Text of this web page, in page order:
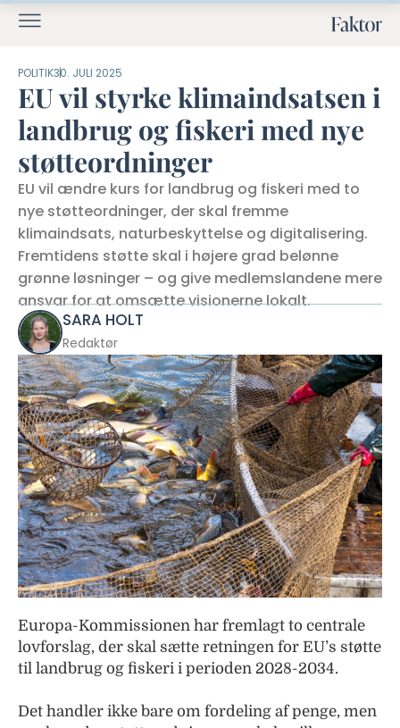
POLITIK30. JULI 2025
EU vil styrke klimaindsatsen i
landbrug og fiskeri med nye
støtteordninger
EU vil ændre kurs for landbrug og fiskeri med to
nye støtteordninger, der skal fremme
klimaindsats, naturbeskyttelse og digitalisering.
Fremtidens støtte skal i højere grad belønne
grønne løsninger – og give medlemslandene mere
ansvar for at omsætte visionerne lokalt.
SARA HOLT
Redaktør
Europa-Kommissionen har fremlagt to centrale
lovforslag, der skal sætte retningen for EU’s støtte
til landbrug og fiskeri i perioden 2028-2034.
Det handler ikke bare om fordeling af penge, men